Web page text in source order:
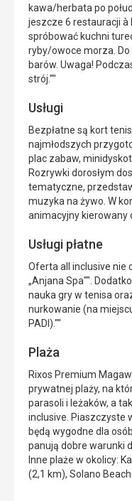
kawa/herbata po
jeszcze 6 restauracji à
spróbować kuchni
ryby/owoce morza.
barów. Uwaga!
strój.""
Usługi
Bezpłatne są kort
najmłodszych
plac zabaw,
Rozrywki dorosłym
tematyczne,
muzyka na żywo. W
animacyjny kierowany
Usługi płatne
Oferta all inclusive nie
„Anjana Spa"".
nauka gry w tenisa
nurkowanie (na
PADI).""
Plaża
Rixos Premium
prywatnej plaży, na
parasoli i leżaków, a
inclusive. Piaszczyste
będą wygodne dla
panują dobre warunki
Inne plaże w okolicy:
(2,1 km), Solano Beach